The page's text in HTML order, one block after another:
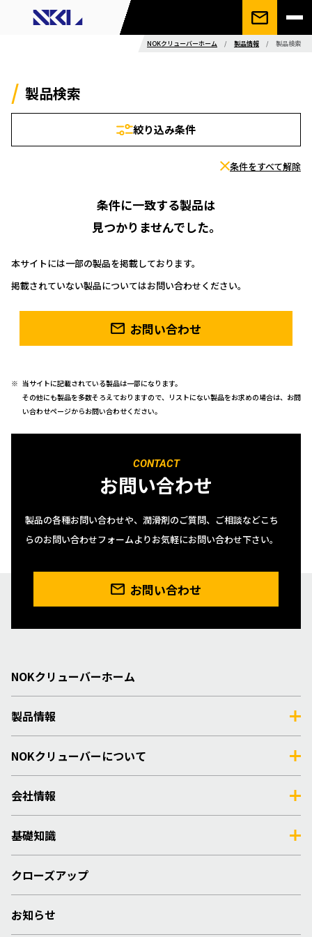
NOKクリューバーホーム / 製品情報 / 製品検索
製品検索
絞り込み条件
条件をすべて解除
条件に一致する製品は
見つかりませんでした。
本サイトには一部の製品を掲載しております。
掲載されていない製品についてはお問い合わせください。
お問い合わせ
当サイトに記載されている製品は一部になります。
その他にも製品を多数そろえておりますので、リストにない製品をお求めの場合は、お問
い合わせページからお問い合わせください。
CONTACT
お問い合わせ
製品の各種お問い合わせや、潤滑剤のご質問、ご相談などこち
らのお問い合わせフォームよりお気軽にお問い合わせ下さい。
お問い合わせ
NOKクリューバーホーム
製品情報
NOKクリューバーについて
会社情報
基礎知識
クローズアップ
お知らせ